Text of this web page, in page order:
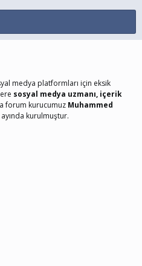
medya platformları için eksik
sosyal medya uzmanı, içerik
forum kurucumuz Muhammed
ayında kurulmuştur.